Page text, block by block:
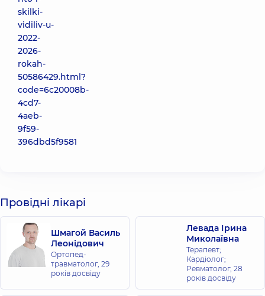
skilki-
vidiliv-u-
2022-
2026-
rokah-
50586429.html?
code=6c20008b-
4cd7-
4aeb-
9f59-
396dbd5f9581
Провідні лікарі
Шмагой Василь
Леонідович
Ортопед-
травматолог, 29
років досвіду
Левада Ірина
Миколаївна
Терапевт;
Кардіолог;
Ревматолог, 28
років досвіду